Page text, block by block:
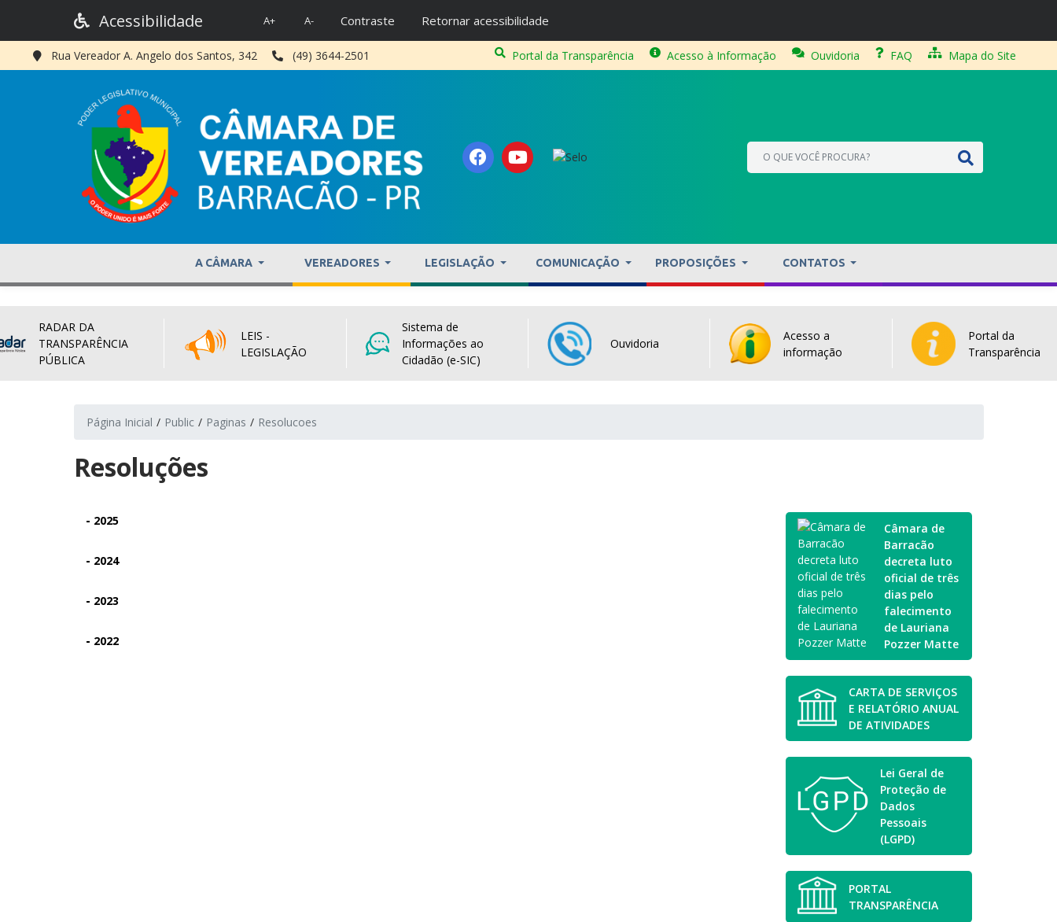
Acessibilidade A+ A- Contraste Retornar acessibilidade
Rua Vereador A. Angelo dos Santos, 342 (49) 3644-2501 Portal da Transparência Acesso à Informação Ouvidoria FAQ Mapa do Site
A CÂMARA VEREADORES LEGISLAÇÃO COMUNICAÇÃO PROPOSIÇÕES CONTATOS
RADAR DA
TRANSPARÊNCIA
PÚBLICA
LEIS -
LEGISLAÇÃO
Sistema de
Informações ao
Cidadão (e-SIC)
Ouvidoria
Acesso a
informação
Portal da
Transparência
Página Inicial Public Paginas Resolucoes
Resoluções
- 2025
- 2024
- 2023
- 2022
Câmara de
Barracão
decreta luto
oficial de três
dias pelo
falecimento
de Lauriana
Pozzer Matte
CARTA DE SERVIÇOS
E RELATÓRIO ANUAL
DE ATIVIDADES
Lei Geral de
Proteção de
Dados
Pessoais
(LGPD)
PORTAL
TRANSPARÊNCIA